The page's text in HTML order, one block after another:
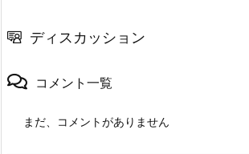
ディスカッション
コメント一覧
まだ、コメントがありません